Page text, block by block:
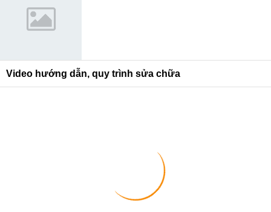
Video hướng dẫn, quy trình sửa chữa